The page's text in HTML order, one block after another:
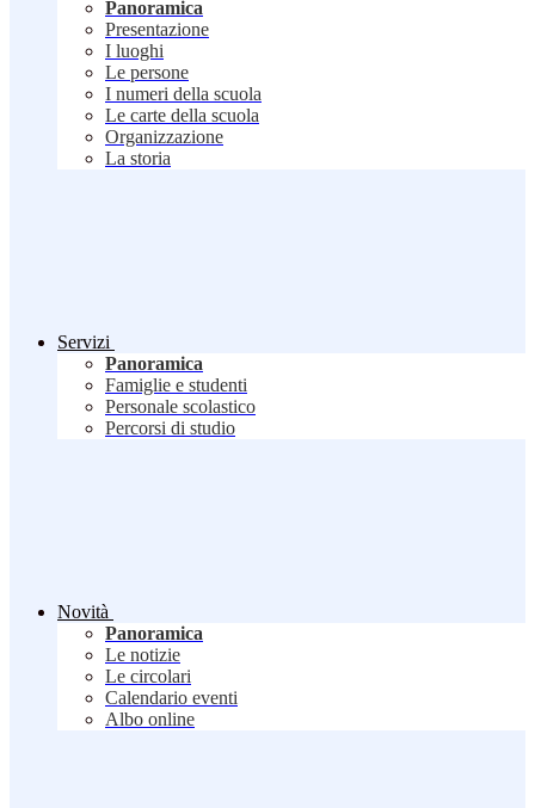
Panoramica
Presentazione
I luoghi
Le persone
I numeri della scuola
Le carte della scuola
Organizzazione
La storia
Servizi
Panoramica
Famiglie e studenti
Personale scolastico
Percorsi di studio
Novità
Panoramica
Le notizie
Le circolari
Calendario eventi
Albo online